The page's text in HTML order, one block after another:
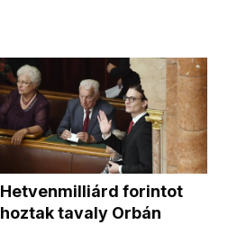
Hetvenmilliárd forintot
hoztak tavaly Orbán